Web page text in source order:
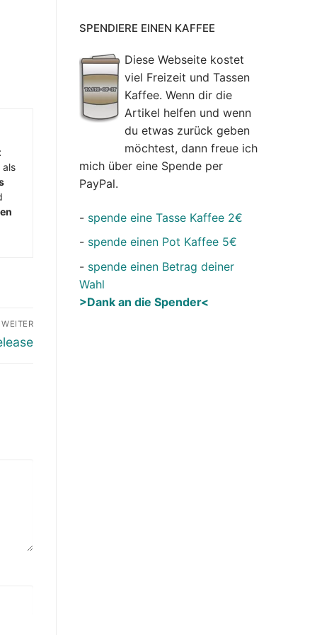
WEITER
SPENDIERE EINEN KAFFEE
Diese Webseite kostet
viel Freizeit und Tassen
Kaffee. Wenn dir die
Artikel helfen und wenn
du etwas zurück geben
möchtest, dann freue ich
mich über eine Spende per
PayPal.
- spende eine Tasse Kaffee 2€
- spende einen Pot Kaffee 5€
- spende einen Betrag deiner
Wahl
>Dank an die Spender<